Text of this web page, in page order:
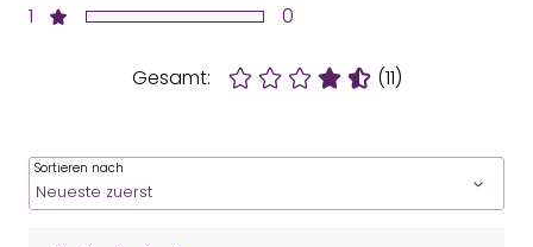
1
0
Gesamt: (11)
Sortieren nach